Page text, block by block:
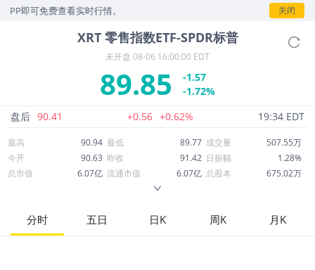
免费查看实时行情。 关闭
XRT 零售指数ETF-SPDR标普
未开盘 08-06 16:00:00 EDT
89.85
-1.57
-1.72%
盘后 90.41 +0.56 +0.62% 19:34 EDT
最高 90.94 最低 89.77 成交量
507.55万
今开
90.63 昨收 91.42 日振幅
1.28%
总市值
6.07亿 流通市值 6.07亿 总股本
675.02万
52周最高
93.52 市盈率
5.22
股息
分时 五日 日K 周K 月K